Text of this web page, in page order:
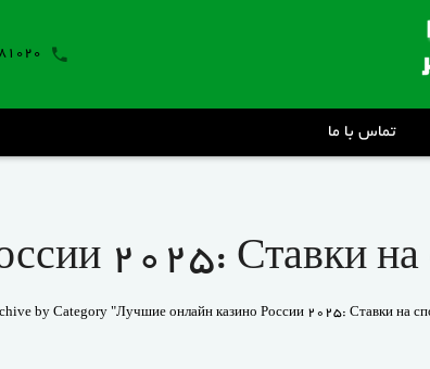
- 137
تماس با ما
2025: Ставки на
by Category "Лучшие онлайн казино России 2025: Ставки на